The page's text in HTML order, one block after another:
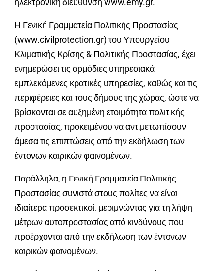
ηλεκτρονική διεύθυνση www.emy.gr.
Η Γενική Γραμματεία Πολιτικής Προστασίας
(www.civilprotection.gr) του Υπουργείου
Κλιματικής Κρίσης & Πολιτικής Προστασίας, έχει
ενημερώσει τις αρμόδιες υπηρεσιακά
εμπλεκόμενες κρατικές υπηρεσίες, καθώς και τις
περιφέρειες και τους δήμους της χώρας, ώστε να
βρίσκονται σε αυξημένη ετοιμότητα πολιτικής
προστασίας, προκειμένου να αντιμετωπίσουν
άμεσα τις επιπτώσεις από την εκδήλωση των
έντονων καιρικών φαινομένων.
Παράλληλα, η Γενική Γραμματεία Πολιτικής
Προστασίας συνιστά στους πολίτες να είναι
ιδιαίτερα προσεκτικοί, μεριμνώντας για τη λήψη
μέτρων αυτοπροστασίας από κινδύνους που
προέρχονται από την εκδήλωση των έντονων
καιρικών φαινομένων.